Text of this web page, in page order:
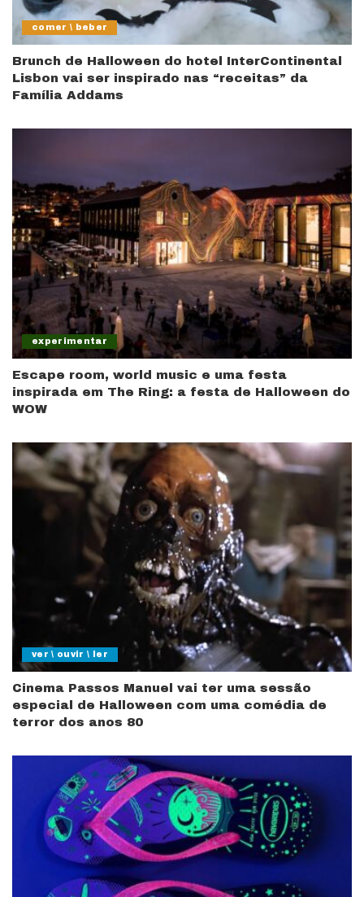
comer \ beber
Brunch de Halloween do hotel InterContinental
Lisbon vai ser inspirado nas “receitas” da
Família Addams
experimentar
Escape room, world music e uma festa
inspirada em The Ring: a festa de Halloween do
WOW
ver \ ouvir \ ler
Cinema Passos Manuel vai ter uma sessão
especial de Halloween com uma comédia de
terror dos anos 80